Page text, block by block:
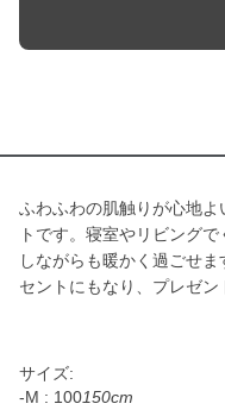
ふわふわの肌触りが心地
トです。寝室やリビング
しながらも暖かく過ごせ
セントにもなり、プレゼン
サイズ:
-M : 100150cm